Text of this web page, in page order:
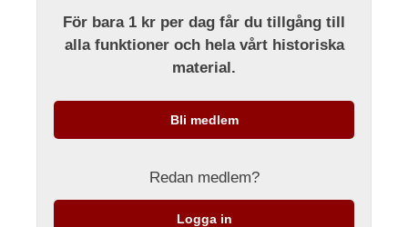
För bara 1 kr per dag får du tillgång till
alla funktioner och hela vårt historiska
material.
Bli medlem
Redan medlem?
Logga in